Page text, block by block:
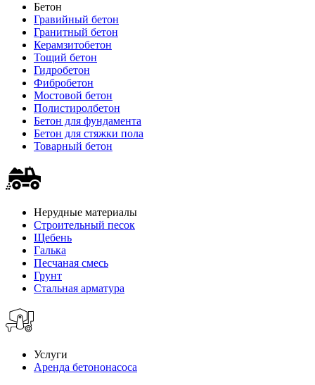
Бетон
Гравийный бетон
Гранитный бетон
Керамзитобетон
Тощий бетон
Гидробетон
Фибробетон
Мостовой бетон
Полистиролбетон
Бетон для фундамента
Бетон для стяжки пола
Товарный бетон
Нерудные материалы
Строительный песок
Щебень
Галька
Песчаная смесь
Грунт
Стальная арматура
Услуги
Аренда бетононасоса